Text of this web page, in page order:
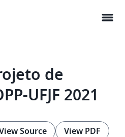
menu
de
UFJF 2021
Source View PDF